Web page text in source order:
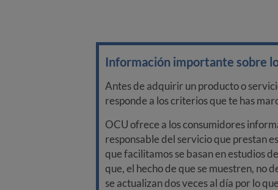
Información importante sobre
Antes de adquirir un producto o
responde a los criterios que te has
OCU ofrece a los consumidores
responsable del servicio que prestan
que facilitamos se basan en estudios
que, el hecho de que se muestren, no
se actualizan dos veces al día por lo